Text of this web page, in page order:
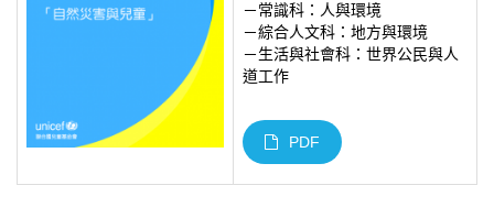
－常識科：人與環境
－綜合人文科：地方與環境
－生活與社會科：世界公民與人
道工作
PDF